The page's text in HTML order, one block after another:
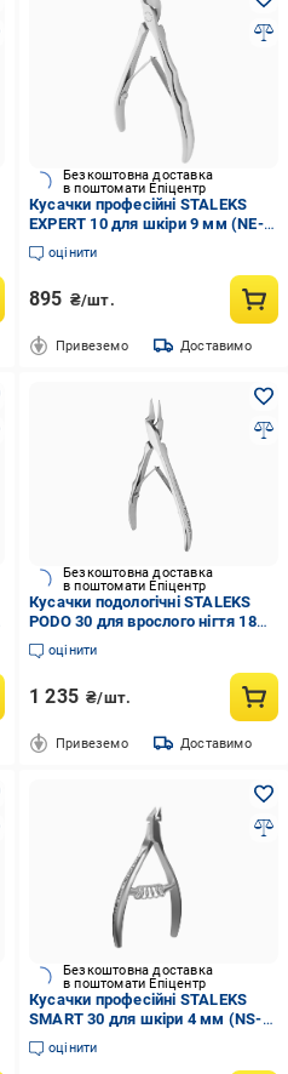
Безкоштовна доставка
в поштомати Епіцентр
Кусачки професійні STALEKS
EXPERT 10 для шкіри 9 мм (NE-
10-9)
оцінити
895 ₴/шт.
Привеземо Доставимо
Безкоштовна доставка
в поштомати Епіцентр
Кусачки подологічні STALEKS
PODO 30 для врослого нігтя 18
мм (NP-30-18)
оцінити
1 235 ₴/шт.
Привеземо Доставимо
Безкоштовна доставка
в поштомати Епіцентр
Кусачки професійні STALEKS
SMART 30 для шкіри 4 мм (NS-
30-4)
оцінити